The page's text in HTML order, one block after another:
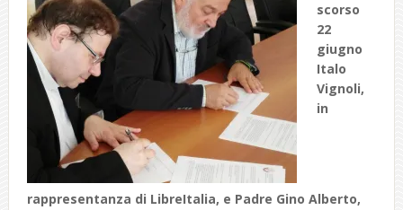
scorso
22
giugno
Italo
Vignoli,
in
rappresentanza di LibreItalia, e Padre Gino Alberto,